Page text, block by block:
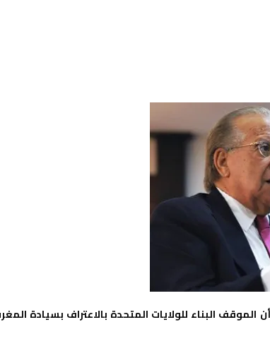
البناء للولايات المتحدة بالاعتراف بسيادة